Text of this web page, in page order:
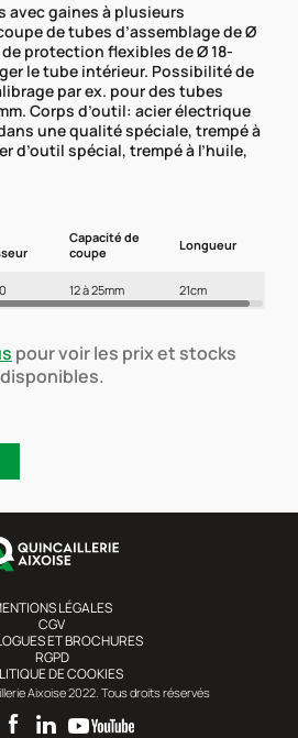
avec gaines à plusieurs
de tubes d’assemblage de Ø
protection flexibles de Ø 18-
le tube intérieur. Possibilité de
par ex. pour des tubes
Corps d’outil: acier électrique
une qualité spéciale, trempé à
d’outil spécial, trempé à l’huile,
Capacité de
coupe
Longueur
12 à 25mm 21cm
pour voir les prix et stocks
disponibles.
LÉGALES
CGV
ET BROCHURES
RGPD
DE COOKIES
Aixoise 2022. Tous droits réservés